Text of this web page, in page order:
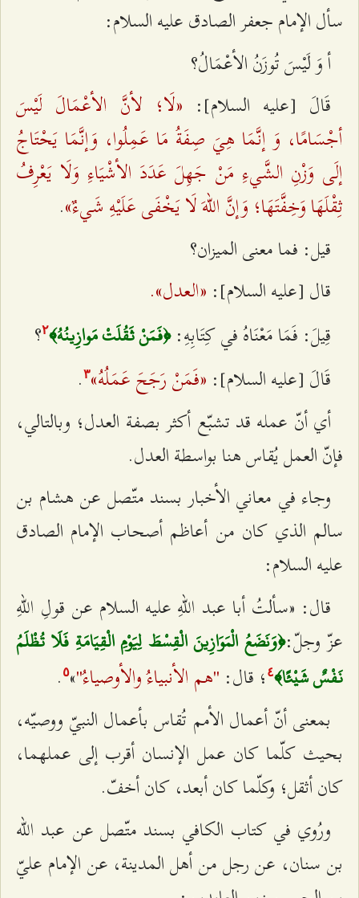
سأل الإمام جعفر الصادق عليه السلام:
أ وَ لَيْسَ تُوزَنُ الأعْمَالُ؟
قَالَ [عليه السلام]: «لَا؛ لأنَّ الأعْمَالَ لَيْسَ
أجْسَامًا، وَ إنَّمَا هِيَ صِفَةُ مَا عَمِلُوا، وَإنَّمَا يَحْتَاجُ
إلَى وَزْنِ الشَّيءِ مَنْ جَهِلَ عَدَدَ الأشْيَاءِ وَلَا يَعْرِفُ
ثِقْلَهَا وَخِفَّتَهَا؛ وَإنَّ اللهَ لَا يَخْفَى عَلَيْهِ شَيءٌ».
قيل: فما معنى الميزان؟
قال [عليه السلام]: «العدل».
قِيلَ: فَمَا مَعْنَاهُ في كِتَابِهِ:﴿فَمَنْ ثَقُلَتْ مَوازِينُهُ﴾٢؟
قَالَ [عليه السلام]: «فَمَنْ رَجَحَ عَمَلُهُ»٣.
أي أنّ عمله قد تشبّع أكثر بصفة العدل؛ وبالتالي،
فإنّ العمل يُقاس هنا بواسطة العدل.
وجاء في معاني الأخبار بسند متّصل عن هشام بن
سالم الذي كان من أعاظم أصحاب الإمام الصادق
عليه السلام:
قال: «سألتُ أبا عبد اللهِ عليه السلام عن قولِ اللهِ
عزّ وجلّ:﴿وَنَضَعُ الْمَوَازِينَ الْقِسْطَ لِيَوْمِ الْقِيَامَةِ فَلَا تُظْلَمُ
نَفْسٌ شَيْئًا﴾٤ ؛ قال: "هم الأنبياءُ والأوصياءُ"»٥ .
بمعنى أنّ أعمال الأمم تُقاس بأعمال النبيّ ووصيّه،
بحيث كلّما كان عمل الإنسان أقرب إلى عملهما،
كان أثقل؛ وكلّما كان أبعد، كان أخفّ.
ورُوي في كتاب الكافي بسند متّصل عن عبد الله
بن سنان، عن رجل من أهل المدينة، عن الإمام عليّ